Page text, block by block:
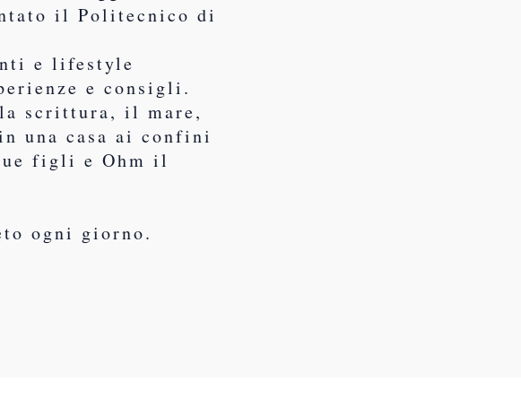
il Politecnico di
e lifestyle
e consigli.
scrittura, il mare,
una casa ai confini
figli e Ohm il
ogni giorno.